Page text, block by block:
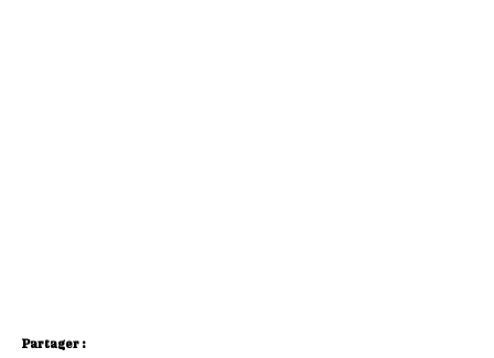
Partager :